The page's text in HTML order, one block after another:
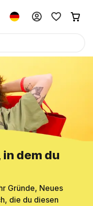
in dem du
Gründe, Neues
die du diesen